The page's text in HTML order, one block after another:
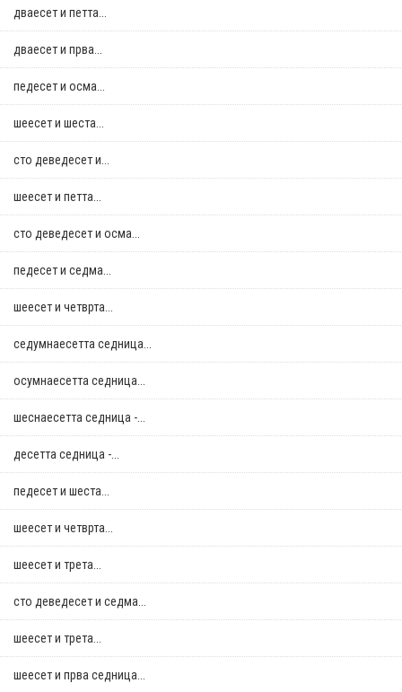
дваесет и петта...
дваесет и прва...
педесет и осма...
шеесет и шеста...
сто деведесет и...
шеесет и петта...
сто деведесет и осма...
педесет и седма...
шеесет и четврта...
седумнаесетта седница...
осумнaесетта седница...
шеснаесетта седница -...
десетта седница -...
педесет и шеста...
шеесет и четврта...
шеесет и трета...
сто деведесет и седма...
шеесет и трета...
шеесет и прва седница...